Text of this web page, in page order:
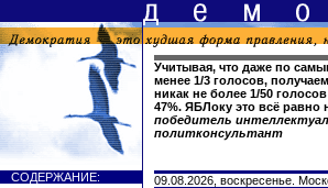
Учитывая, что даже по
менее 1/3 голосов,
никак не более 1/50
47%. ЯБЛоку это всё равно
победитель
политконсультант
СОДЕРЖАНИЕ:
09.08.2026, воскресенье.